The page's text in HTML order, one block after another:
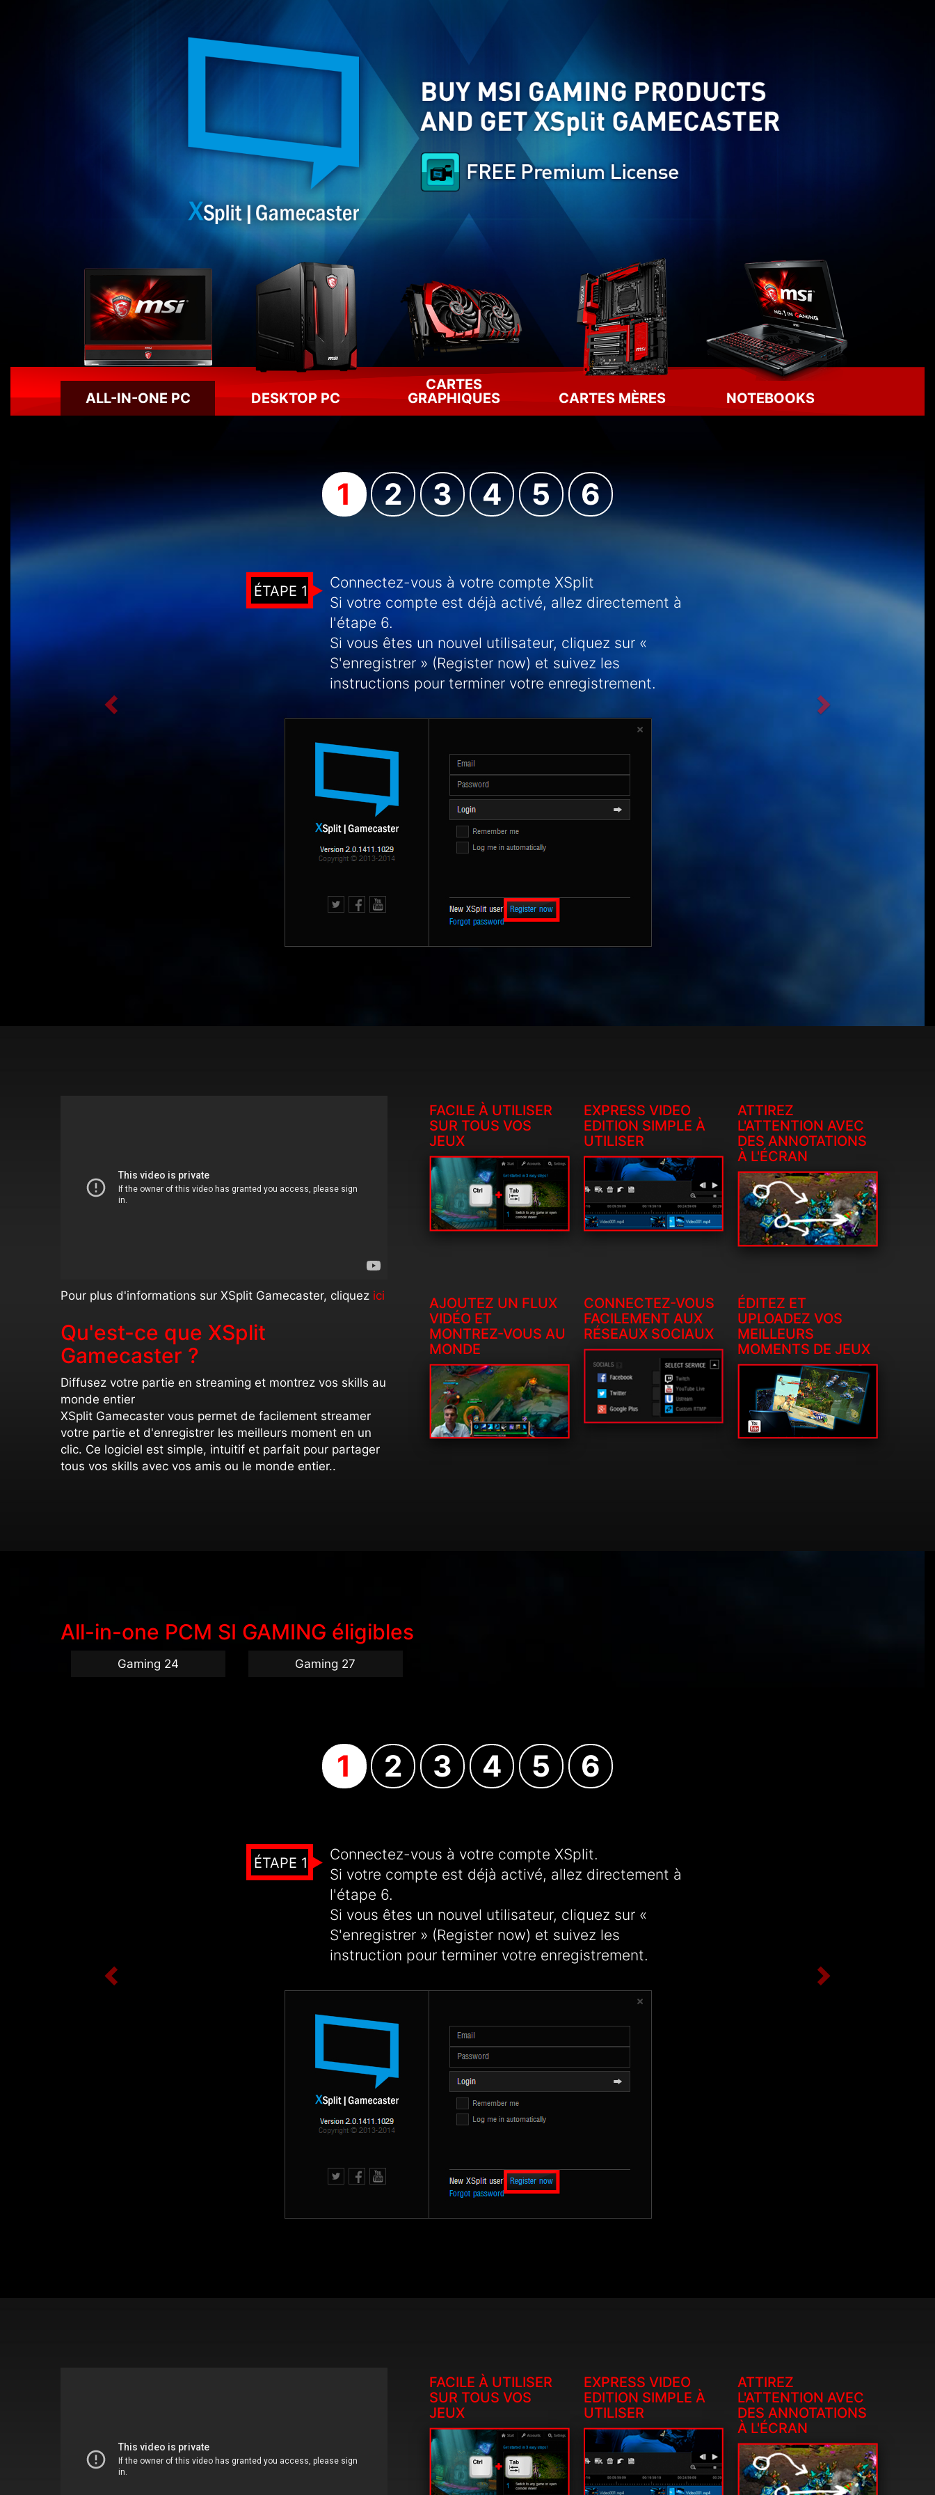
ALL-IN-ONE PC DESKTOP PC
CARTES
GRAPHIQUES
CARTES MÈRES NOTEBOOKS
1 2 3 4 5 6
ÉTAPE 1
Connectez-vous à votre compte XSplit
Si votre compte est déjà activé, allez directement à
l'étape 6.
Si vous êtes un nouvel utilisateur, cliquez sur «
S'enregistrer » (Register now) et suivez les
instructions pour terminer votre enregistrement.
Pour plus d'informations sur XSplit Gamecaster, cliquez ici
Qu'est-ce que XSplit
Gamecaster ?
Diffusez votre partie en streaming et montrez vos skills au
monde entier
XSplit Gamecaster vous permet de facilement streamer
votre partie et d'enregistrer les meilleurs moment en un
clic. Ce logiciel est simple, intuitif et parfait pour partager
tous vos skills avec vos amis ou le monde entier..
FACILE À UTILISER
SUR TOUS VOS
JEUX
EXPRESS VIDEO
EDITION SIMPLE À
UTILISER
ATTIREZ
L'ATTENTION AVEC
DES ANNOTATIONS
À L'ÉCRAN
AJOUTEZ UN FLUX
VIDÉO ET
MONTREZ-VOUS AU
MONDE
CONNECTEZ-VOUS
FACILEMENT AUX
RÉSEAUX SOCIAUX
ÉDITEZ ET
UPLOADEZ VOS
MEILLEURS
MOMENTS DE JEUX
All-in-one PCM SI GAMING éligibles
Gaming 24 Gaming 27
1 2 3 4 5 6
ÉTAPE 1
Connectez-vous à votre compte XSplit.
Si votre compte est déjà activé, allez directement à
l'étape 6.
Si vous êtes un nouvel utilisateur, cliquez sur «
S'enregistrer » (Register now) et suivez les
instruction pour terminer votre enregistrement.
FACILE À UTILISER
SUR TOUS VOS
JEUX
EXPRESS VIDEO
EDITION SIMPLE À
UTILISER
ATTIREZ
L'ATTENTION AVEC
DES ANNOTATIONS
À L'ÉCRAN